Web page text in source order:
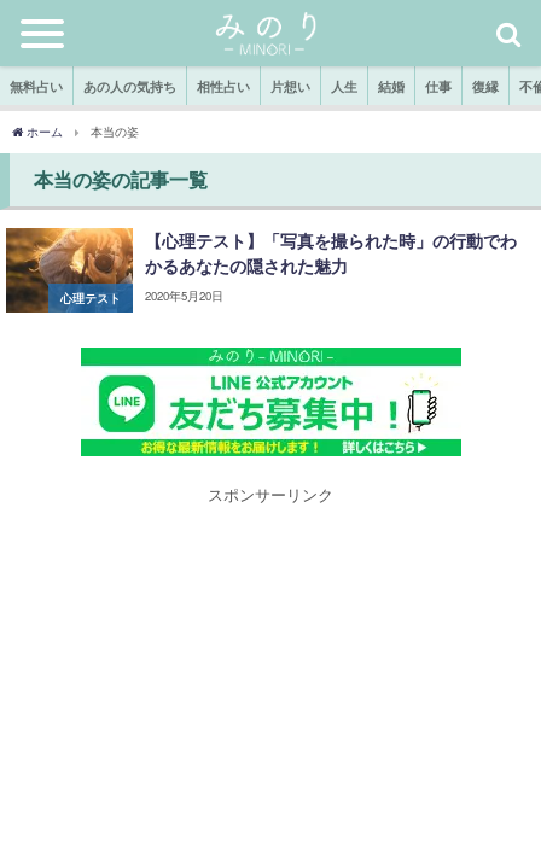
無料占い あの人の気持ち 相性占い 片想い 人生 結婚 仕事 復縁 不
ホーム 本当の姿
本当の姿の記事一覧
心理テスト
【心理テスト】「写真を撮られた時」の行動でわ
かるあなたの隠された魅力
2020年5月20日
スポンサーリンク